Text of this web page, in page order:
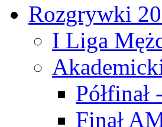
Rozgrywki
I Liga
Finał